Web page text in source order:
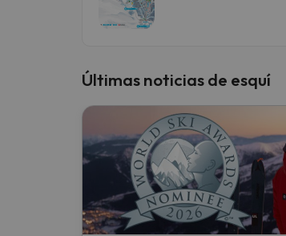
Últimas noticias de esquí